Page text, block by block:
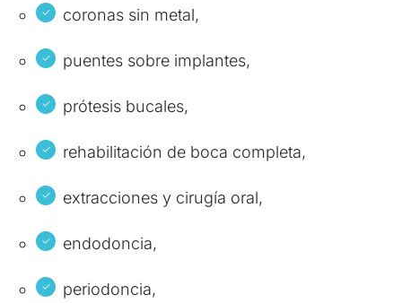
coronas sin metal,
puentes sobre implantes,
prótesis bucales,
rehabilitación de boca completa,
extracciones y cirugía oral,
endodoncia,
periodoncia,